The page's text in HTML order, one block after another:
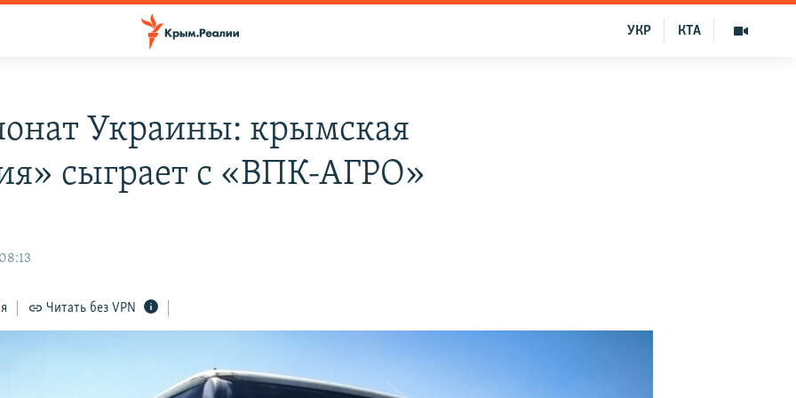
КТА
УКР
Украины: крымская
сыграет с «ВПК-АГРО»
Читать без VPN